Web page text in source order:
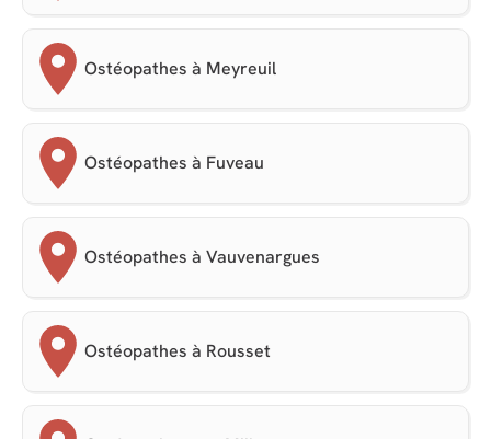
Ostéopathes à Meyreuil
Ostéopathes à Fuveau
Ostéopathes à Vauvenargues
Ostéopathes à Rousset